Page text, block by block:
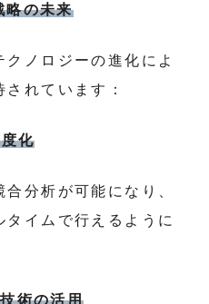
略の未来
ノロジーの進化によ
れています：
化
分析が可能になり、
イムで行えるように
術の活用